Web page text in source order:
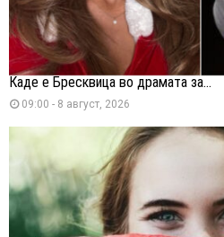
Каде е Бресквица во драмата за...
09:00 - 8 август, 2026